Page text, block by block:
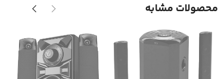
محصولات مشابه